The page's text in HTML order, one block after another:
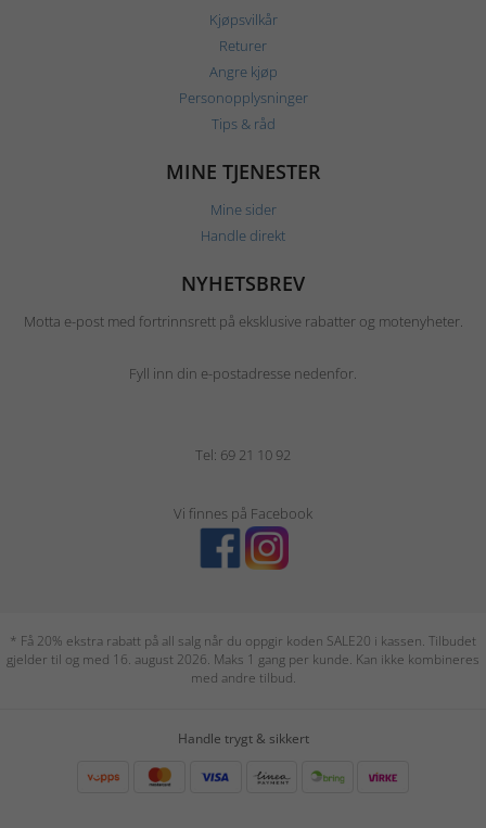
Kjøpsvilkår
Returer
Angre kjøp
Personopplysninger
Tips & råd
MINE TJENESTER
Mine sider
Handle direkt
NYHETSBREV
Motta e-post med fortrinnsrett på eksklusive rabatter og motenyheter.
Fyll inn din e-postadresse nedenfor.
Tel: 69 21 10 92
Vi finnes på Facebook
* Få 20% ekstra rabatt på all salg når du oppgir koden SALE20 i kassen. Tilbudet
gjelder til og med 16. august 2026. Maks 1 gang per kunde. Kan ikke kombineres
med andre tilbud.
Handle trygt & sikkert